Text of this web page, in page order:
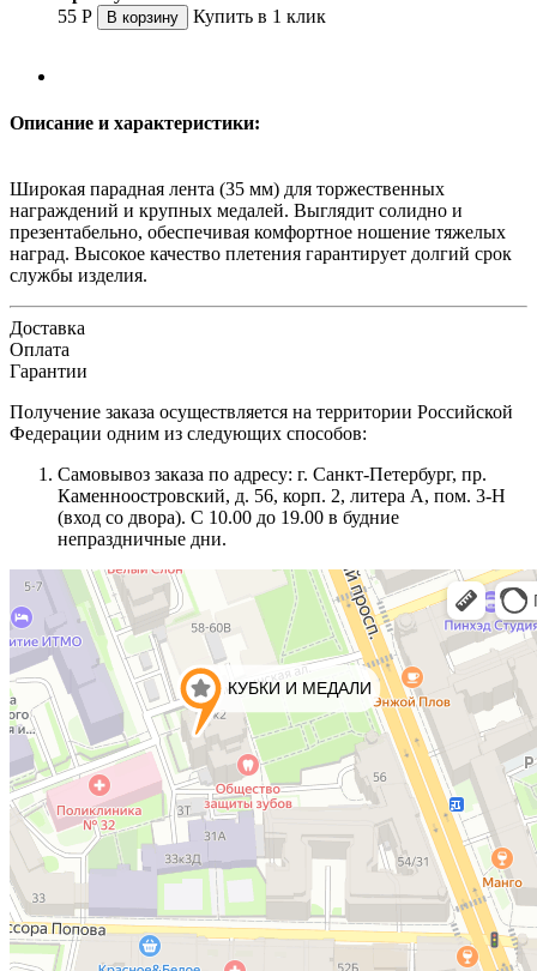
55 Р В корзину Купить в 1 клик
Описание и характеристики:
Широкая парадная лента (35 мм) для торжественных
награждений и крупных медалей. Выглядит солидно и
презентабельно, обеспечивая комфортное ношение тяжелых
наград. Высокое качество плетения гарантирует долгий срок
службы изделия.
Доставка
Оплата
Гарантии
Получение заказа осуществляется на территории Российской
Федерации одним из следующих способов:
Самовывоз заказа по адресу: г. Санкт-Петербург, пр.
Каменноостровский, д. 56, корп. 2, литера А, пом. 3-Н
(вход со двора). С 10.00 до 19.00 в будние
непраздничные дни.